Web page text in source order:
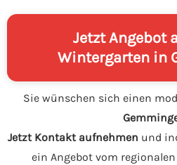
Jetzt Angebot
Wintergarten in
Sie wünschen sich einen
Jetzt Kontakt aufnehmen und
ein Angebot vom